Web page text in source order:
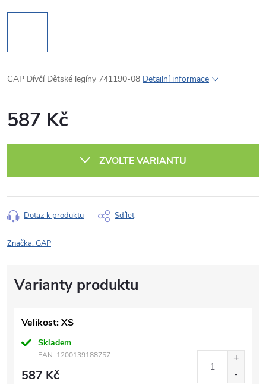
GAP Dívčí Dětské legíny 741190-08 Detailní informace
587 Kč
ZVOLTE VARIANTU
Dotaz k produktu Sdílet
Značka:GAP
Velikost: XS
Skladem
EAN: 1200139188757
587 Kč